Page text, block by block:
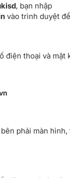
, bạn nhập
vào trình duyệt
điện thoại và mật
phải màn